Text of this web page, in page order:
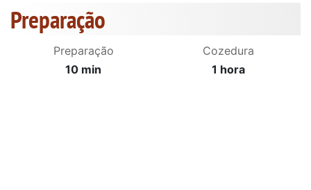
Preparação
Preparação
10 min
Cozedura
1 hora